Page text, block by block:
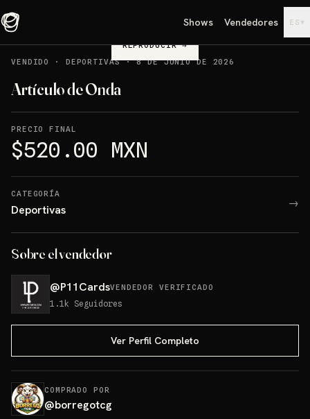
Shows Vendedores ES ▾
REPRODUCIR→
VENDIDO
· DEPORTIVAS·8 DE JUNIO DE 2026
Artículo de Onda
PRECIO FINAL
$520.00 MXN
CATEGORÍA
Deportivas →
Sobre el vendedor
@P11CardsVENDEDOR VERIFICADO
1.1k Seguidores
Ver Perfil Completo
COMPRADO POR
@borregotcg